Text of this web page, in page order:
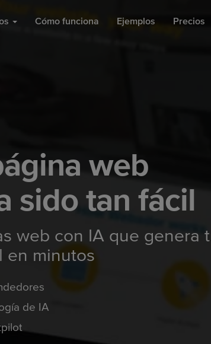
Cómo funciona Ejemplos Precios
web
sido tan fácil
web con IA que genera
en minutos
de IA